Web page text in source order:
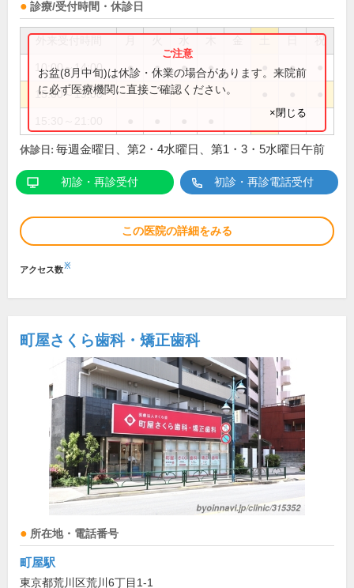
診療/受付時間・休診日
祝
10:00～14:00 ● ● ● ● ●
15:00～19:00
お盆(8月中旬)は休診・休業の場合があります。来院前
に必ず医療機関に直接ご確認ください。
×閉じる
休診日: 毎週金曜日、第2・4水曜日、第1・3・5水曜日午前
初診・再診受付 初診・再診電話受付
この医院の詳細をみる
アクセス数※
町屋さくら歯科・矯正歯科
所在地・電話番号
町屋駅
東京都荒川区荒川6丁目1-1